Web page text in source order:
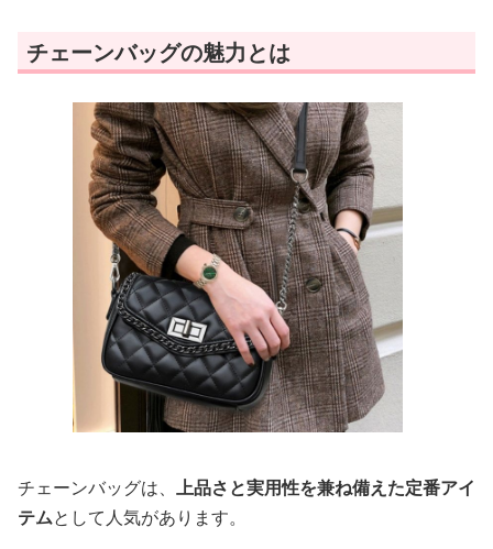
チェーンバッグの魅力とは
チェーンバッグは、 上品さと実用性を兼ね備えた定番アイ
テムとして人気があります。